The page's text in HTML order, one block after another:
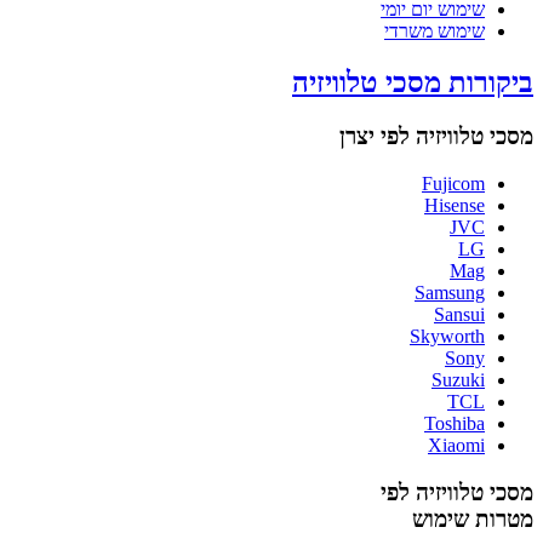
שימוש יום יומי
שימוש משרדי
ביקורות מסכי טלוויזיה
מסכי טלוויזיה לפי יצרן
Fujicom
Hisense
JVC
LG
Mag
Samsung
Sansui
Skyworth
Sony
Suzuki
TCL
Toshiba
Xiaomi
מסכי טלוויזיה לפי
מטרות שימוש